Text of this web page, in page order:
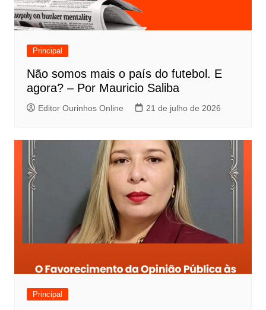
Principal
Não somos mais o país do futebol. E
agora? – Por Mauricio Saliba
Editor Ourinhos Online 21 de julho de 2026
Principal